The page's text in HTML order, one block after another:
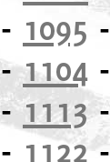
- 1095
1104
1113
- 1122